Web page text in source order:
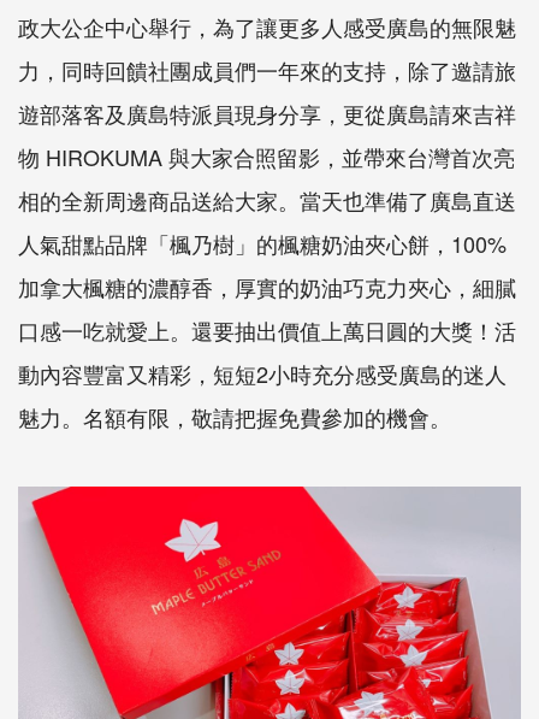
政大公企中心舉行，為了讓更多人感受廣島的無限魅
力，同時回饋社團成員們一年來的支持，除了邀請旅
遊部落客及廣島特派員現身分享，更從廣島請來吉祥
物 HIROKUMA 與大家合照留影，並帶來台灣首次亮
相的全新周邊商品送給大家。當天也準備了廣島直送
人氣甜點品牌「楓乃樹」的楓糖奶油夾心餅，100%
加拿大楓糖的濃醇香，厚實的奶油巧克力夾心，細膩
口感一吃就愛上。還要抽出價值上萬日圓的大獎！活
動內容豐富又精彩，短短2小時充分感受廣島的迷人
魅力。名額有限，敬請把握免費參加的機會。